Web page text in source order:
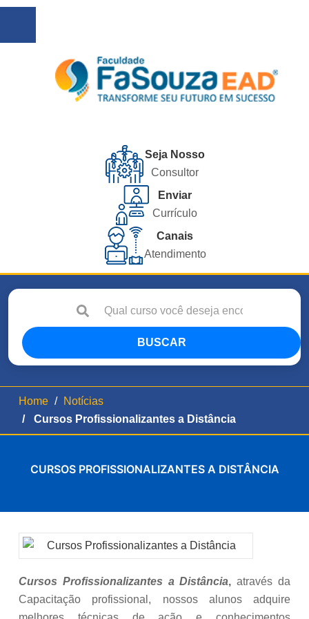
Seja Nosso
Consultor
Enviar
Currículo
Canais
Atendimento
BUSCAR
Home
Notícias
Cursos Profissionalizantes a Distância
CURSOS PROFISSIONALIZANTES A DISTÂNCIA
Cursos Profissionalizantes a Distância,através da
Capacitação profissional, nossos alunos adquire